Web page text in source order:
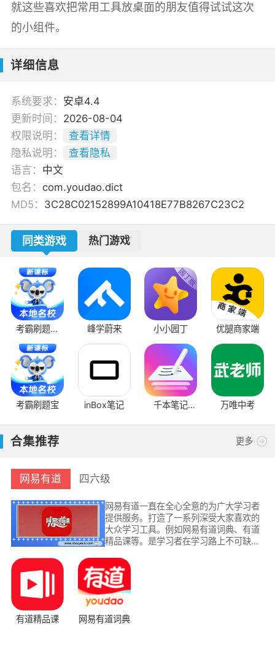
就这些喜欢把常用工具放桌面的朋友值得试试这次
的小组件。
详细信息
系统要求： 安卓4.4
更新时间： 2026-08-04
权限说明：
查看详情
隐私说明：
查看隐私
语言： 中文
包名： com.youdao.dict
MD5： 3C28C02152899A10418E77B8267C23C2
同类游戏 热门游戏
考霸刷题宝
app
峰学蔚来 小小园丁 优腿商家端
考霸刷题宝 inBox笔记
千本笔记
万唯中考
合集推荐 更多
网易有道 四六级
网易有道一直在全心全意的为广大学习者
提供服务。打造了一系列深受大家喜欢的
大众学习工具。例如网易有道词典、有道
精品课等。是学习者在学习路上不可缺少
有道精品课 网易有道词典